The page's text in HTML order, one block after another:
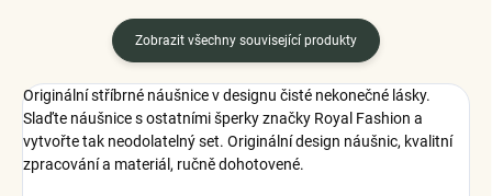
Zobrazit všechny související produkty
Originální stříbrné náušnice v designu čisté nekonečné lásky.
Slaďte náušnice s ostatními šperky značky Royal Fashion a
vytvořte tak neodolatelný set. Originální design náušnic, kvalitní
zpracování a materiál, ručně dohotovené.